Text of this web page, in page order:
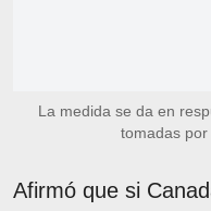
La medida se da en
tomadas
Afirmó que si